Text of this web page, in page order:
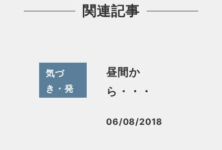
関連記事
気づ
き・発
昼間か
ら・・・
投稿日
06/08/2018